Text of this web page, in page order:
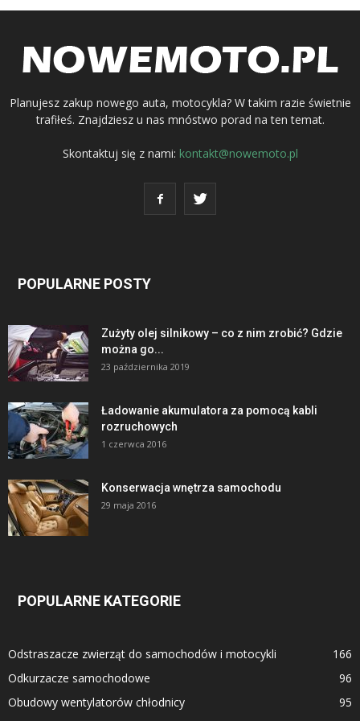
Planujesz zakup nowego auta, motocykla? W takim razie świetnie
trafiłeś. Znajdziesz u nas mnóstwo porad na ten temat.
Skontaktuj się z nami: kontakt@nowemoto.pl
POPULARNE POSTY
Zużyty olej silnikowy – co z nim zrobić? Gdzie
można go...
23 października 2019
Ładowanie akumulatora za pomocą kabli
rozruchowych
1 czerwca 2016
Konserwacja wnętrza samochodu
29 maja 2016
POPULARNE KATEGORIE
Odstraszacze zwierząt do samochodów i motocykli
166
Odkurzacze samochodowe
96
Obudowy wentylatorów chłodnicy
95